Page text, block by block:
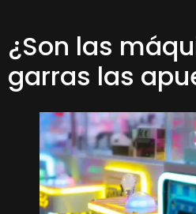
¿Son las
garras las